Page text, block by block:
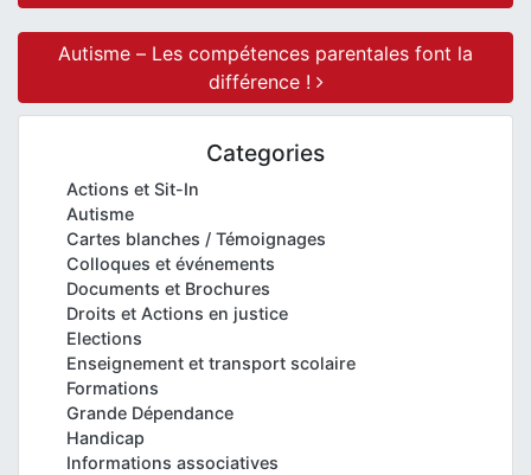
Autisme – Les compétences parentales font la
différence !
Categories
Actions et Sit-In
Autisme
Cartes blanches / Témoignages
Colloques et événements
Documents et Brochures
Droits et Actions en justice
Elections
Enseignement et transport scolaire
Formations
Grande Dépendance
Handicap
Informations associatives